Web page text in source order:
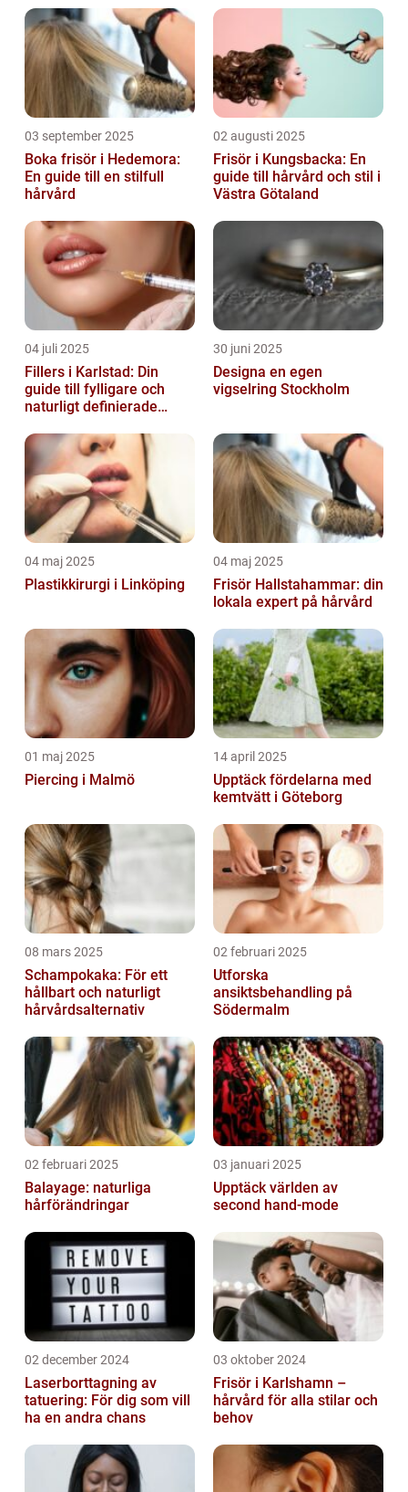
03 september 2025
Boka frisör i Hedemora:
En guide till en stilfull
hårvård
02 augusti 2025
Frisör i Kungsbacka: En
guide till hårvård och stil i
Västra Götaland
04 juli 2025
Fillers i Karlstad: Din
guide till fylligare och
naturligt definierade
30 juni 2025
Designa en egen
vigselring Stockholm
04 maj 2025
Plastikkirurgi i Linköping
04 maj 2025
Frisör Hallstahammar: din
lokala expert på hårvård
01 maj 2025
Piercing i Malmö
14 april 2025
Upptäck fördelarna med
kemtvätt i Göteborg
08 mars 2025
Schampokaka: För ett
hållbart och naturligt
hårvårdsalternativ
02 februari 2025
Utforska
ansiktsbehandling på
Södermalm
02 februari 2025
Balayage: naturliga
hårförändringar
03 januari 2025
Upptäck världen av
second hand-mode
02 december 2024
Laserborttagning av
tatuering: För dig som vill
ha en andra chans
03 oktober 2024
Frisör i Karlshamn –
hårvård för alla stilar och
behov